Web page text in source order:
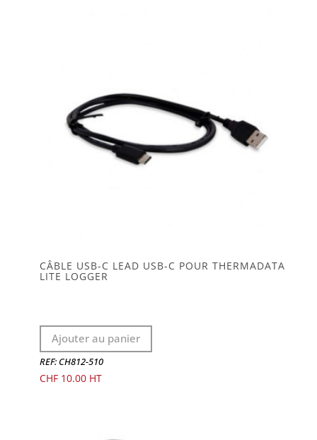
CÂBLE USB-C LEAD USB-C POUR THERMADATA
LITE LOGGER
Ajouter au panier
REF: CH812-510
CHF10.00